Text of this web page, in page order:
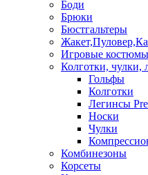
Боди
Брюки
Бюстгальтеры
Игровые костюмы
Колготки, чулки,
Гольфы
Колготки
Легинсы
Носки
Чулки
Комбинезоны
Корсеты